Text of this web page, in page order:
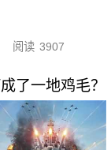
阅读 3907
了一地鸡毛？